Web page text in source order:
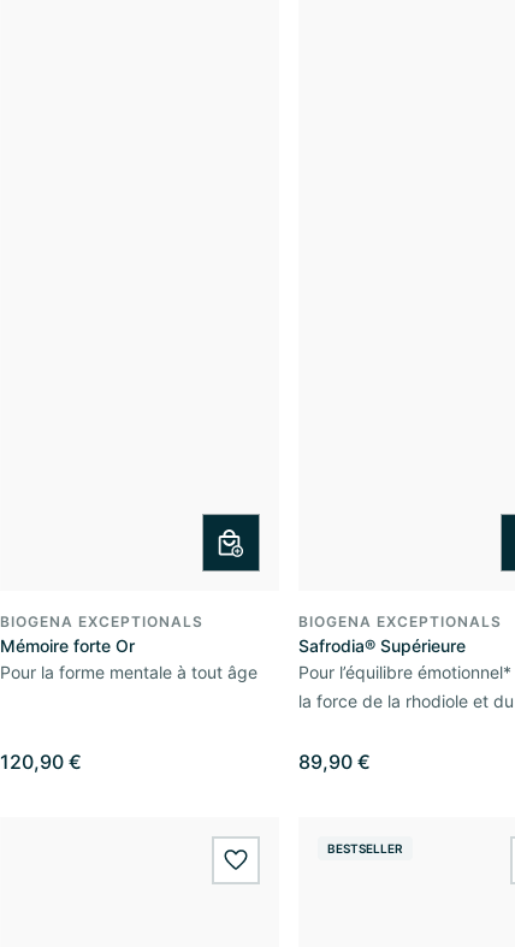
BIOGENA EXCEPTIONALS
Mémoire forte Or
Pour la forme mentale à tout âge
120,90 €
BIOGENA EXCEPTIONALS
Safrodia® Supérieure
Pour l’équilibre
la force de la rhodiole et
89,90 €
wishlist.add
BESTSELLER